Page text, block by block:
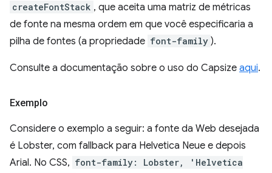
createFontStack , que aceita uma matriz de métricas
de fonte na mesma ordem em que você especificaria a
pilha de fontes (a propriedade font-family ).
Consulte a documentação sobre o uso do Capsize aqui.
Exemplo
Considere o exemplo a seguir: a fonte da Web desejada
é Lobster, com fallback para Helvetica Neue e depois
Arial. No CSS, font-family: Lobster, 'Helvetica